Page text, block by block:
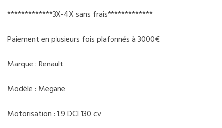
*************3X-4X sans frais*************
Paiement en plusieurs fois plafonnés à 3000€
Marque : Renault
Modèle : Megane
Motorisation : 1.9 DCI 130 cv